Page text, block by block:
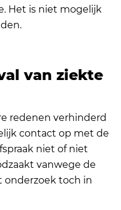
Het is niet mogelijk
van ziekte
redenen verhinderd
contact op met de
niet of niet
vanwege de
onderzoek toch in